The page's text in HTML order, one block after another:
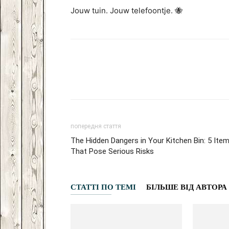
Jouw tuin. Jouw telefoontje. 🐝
попередня стаття
The Hidden Dangers in Your Kitchen Bin: 5
That Pose Serious Risks
СТАТТІ ПО ТЕМІ БІЛЬШЕ ВІД АВТОРА